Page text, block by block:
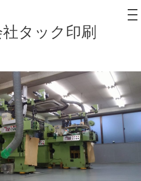
タック印刷
メ
ニ